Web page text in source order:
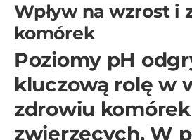
Wpływ na wzrost i
komórek
Poziomy pH
kluczową rolę w
zdrowiu komórek
zwierzęcych. W